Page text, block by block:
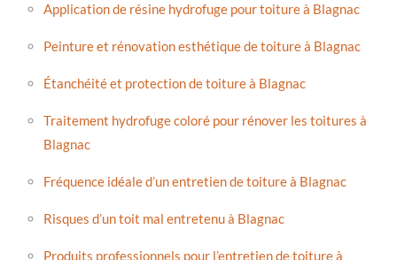
Application de résine hydrofuge pour toiture à Blagnac
Peinture et rénovation esthétique de toiture à Blagnac
Étanchéité et protection de toiture à Blagnac
Traitement hydrofuge coloré pour rénover les toitures à
Blagnac
Fréquence idéale d’un entretien de toiture à Blagnac
Risques d’un toit mal entretenu à Blagnac
Produits professionnels pour l’entretien de toiture à